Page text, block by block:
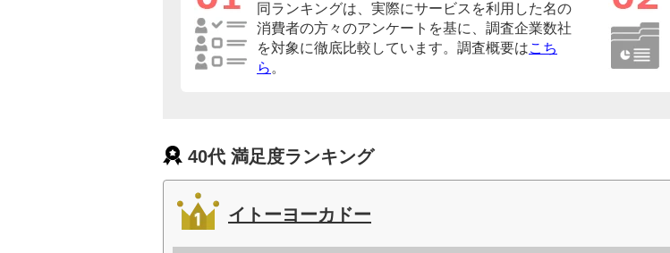
同ランキングは、実際にサービスを利用した名の
消費者の方々のアンケートを基に、調査企業数社
を対象に徹底比較しています。調査概要はこち
ら 。
40代 満足度ランキング
イトーヨーカドー